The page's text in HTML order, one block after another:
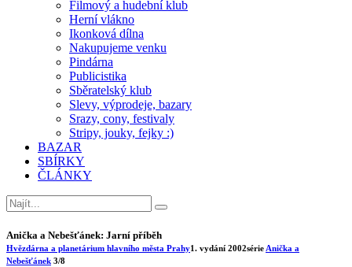
Filmový a hudební klub
Herní vlákno
Ikonková dílna
Nakupujeme venku
Pindárna
Publicistika
Sběratelský klub
Slevy, výprodeje, bazary
Srazy, cony, festivaly
Stripy, jouky, fejky :)
BAZAR
SBÍRKY
ČLÁNKY
Anička a Nebešťánek: Jarní příběh
Hvězdárna a planetárium hlavního města Prahy1. vydání 2002série Anička a
Nebešťánek 3/8